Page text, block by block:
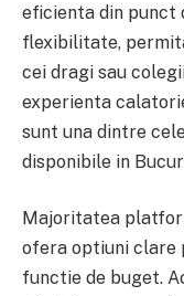
eficienta din punct
flexibilitate,
cei dragi sau
experienta
sunt una dintre
disponibile in
Majoritatea
ofera optiuni clare
functie de buget.